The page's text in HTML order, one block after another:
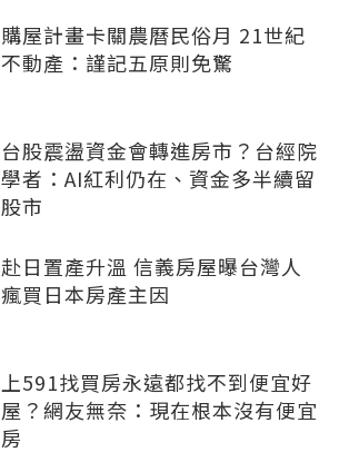
購屋計畫卡關農曆民俗月 21世紀
不動產：謹記五原則免驚
台股震盪資金會轉進房市？台經院
學者：AI紅利仍在、資金多半續留
股市
赴日置產升溫 信義房屋曝台灣人
瘋買日本房產主因
上591找買房永遠都找不到便宜好
屋？網友無奈：現在根本沒有便宜
房